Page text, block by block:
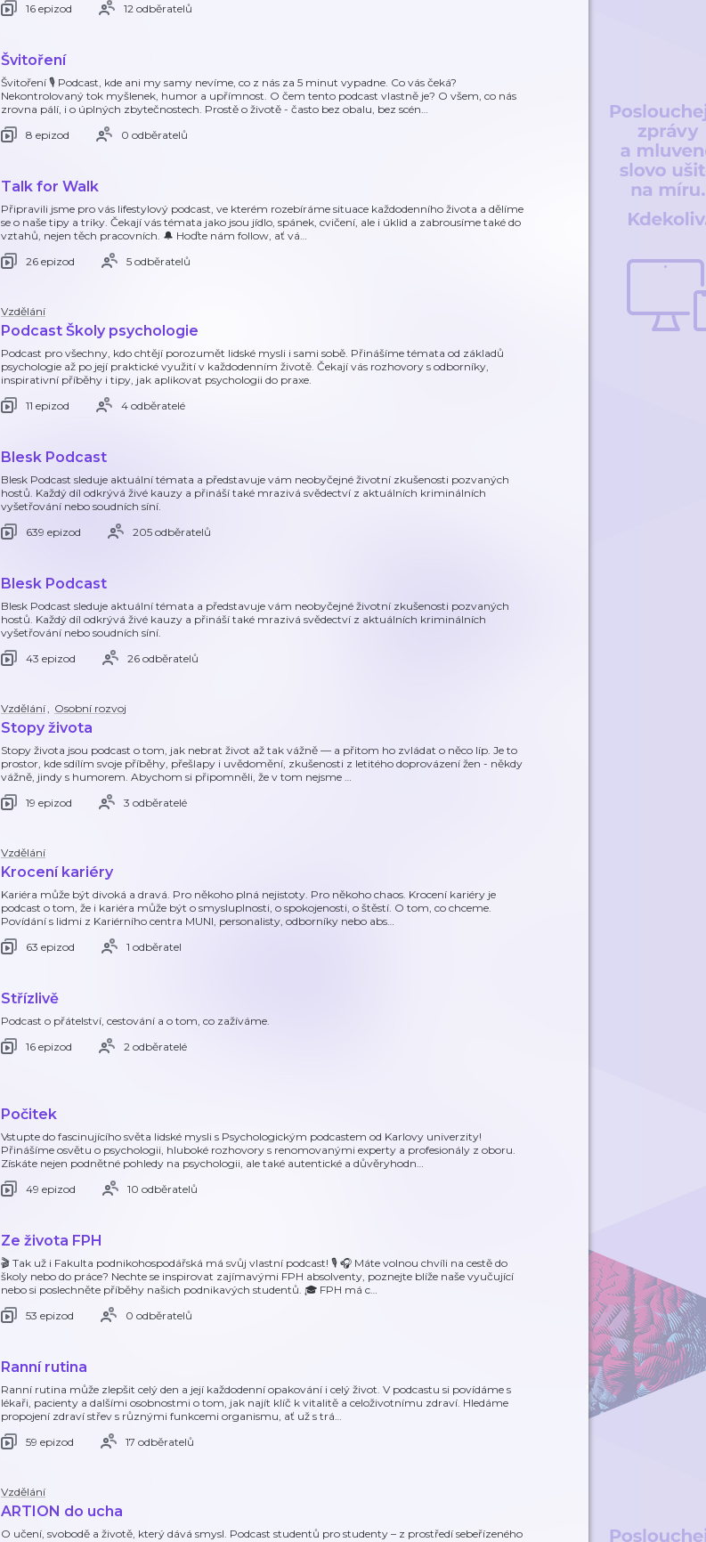
16 epizod
12 odběratelů
Švitoření
Švitoření 🎙️ Podcast, kde ani my samy nevíme, co z nás za 5 minut vypadne. Co vás čeká?
Nekontrolovaný tok myšlenek, humor a upřímnost. O čem tento podcast vlastně je? O všem, co nás
zrovna pálí, i o úplných zbytečnostech. Prostě o životě - často bez obalu, bez scén…
8 epizod
0 odběratelů
Talk for Walk
Připravili jsme pro vás lifestylový podcast, ve kterém rozebíráme situace každodenního života a dělíme
se o naše tipy a triky. Čekají vás témata jako jsou jídlo, spánek, cvičení, ale i úklid a zabrousíme také do
vztahů, nejen těch pracovních. 🔔 Hoďte nám follow, ať vá…
26 epizod
5 odběratelů
Vzdělání
Podcast Školy psychologie
Podcast pro všechny, kdo chtějí porozumět lidské mysli i sami sobě. Přinášíme témata od základů
psychologie až po její praktické využití v každodenním životě. Čekají vás rozhovory s odborníky,
inspirativní příběhy i tipy, jak aplikovat psychologii do praxe.
11 epizod
4 odběratelé
Blesk Podcast
Blesk Podcast sleduje aktuální témata a představuje vám neobyčejné životní zkušenosti pozvaných
hostů. Každý díl odkrývá živé kauzy a přináší také mrazivá svědectví z aktuálních kriminálních
vyšetřování nebo soudních síní.
639 epizod
205 odběratelů
Blesk Podcast
Blesk Podcast sleduje aktuální témata a představuje vám neobyčejné životní zkušenosti pozvaných
hostů. Každý díl odkrývá živé kauzy a přináší také mrazivá svědectví z aktuálních kriminálních
vyšetřování nebo soudních síní.
43 epizod
26 odběratelů
Vzdělání, Osobní rozvoj
Stopy života
Stopy života jsou podcast o tom, jak nebrat život až tak vážně — a přitom ho zvládat o něco líp. Je to
prostor, kde sdílím svoje příběhy, přešlapy i uvědomění, zkušenosti z letitého doprovázení žen - někdy
vážně, jindy s humorem. Abychom si připomněli, že v tom nejsme …
19 epizod
3 odběratelé
Vzdělání
Krocení kariéry
Kariéra může být divoká a dravá. Pro někoho plná nejistoty. Pro někoho chaos. Krocení kariéry je
podcast o tom, že i kariéra může být o smysluplnosti, o spokojenosti, o štěstí. O tom, co chceme.
Povídání s lidmi z Kariérního centra MUNI, personalisty, odborníky nebo abs…
63 epizod
1 odběratel
Střízlivě
Podcast o přátelství, cestování a o tom, co zažíváme.
16 epizod
2 odběratelé
Počitek
Vstupte do fascinujícího světa lidské mysli s Psychologickým podcastem od Karlovy univerzity!
Přinášíme osvětu o psychologii, hluboké rozhovory s renomovanými experty a profesionály z oboru.
Získáte nejen podnětné pohledy na psychologii, ale také autentické a důvěryhodn…
49 epizod
10 odběratelů
Ze života FPH
🎬 Tak už i Fakulta podnikohospodářská má svůj vlastní podcast! 🎙 🎧 Máte volnou chvíli na cestě do
školy nebo do práce? Nechte se inspirovat zajímavými FPH absolventy, poznejte blíže naše vyučující
nebo si poslechněte příběhy našich podnikavých studentů. 🎓 FPH má c…
53 epizod
0 odběratelů
Ranní rutina
Ranní rutina může zlepšit celý den a její každodenní opakování i celý život. V podcastu si povídáme s
lékaři, pacienty a dalšími osobnostmi o tom, jak najít klíč k vitalitě a celoživotnímu zdraví. Hledáme
propojení zdraví střev s různými funkcemi organismu, ať už s trá…
59 epizod
17 odběratelů
Vzdělání
ARTION do ucha
O učení, svobodě a životě, který dává smysl. Podcast studentů pro studenty – z prostředí sebeřízeného